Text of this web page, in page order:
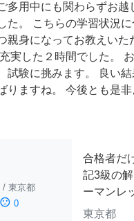
多用中にも関わらずお越
た。 こちらの学習状況に
親身になってお教えいた
実した２時間でした。
試験に挑みます。 良い
りますね。 今後とも是
/ 東京都
sentiment_dissatisfied 0
合格者だ
記3級の
ーマンレ
東京都